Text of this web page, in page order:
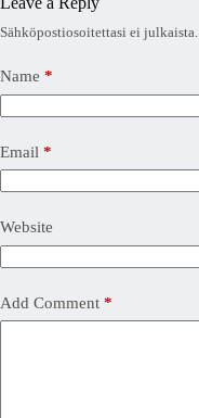
Sähköpostiosoitettasi ei julkaista.
Name *
Email *
Website
Add Comment *